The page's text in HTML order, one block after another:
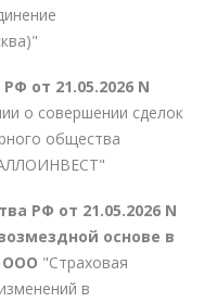
от 21.05.2026 N
о совершении сделок
общества
РФ от 21.05.2026 N
основе в
ООО "Страховая
в